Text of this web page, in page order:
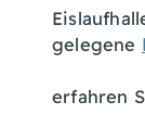
gelegene
erfahren